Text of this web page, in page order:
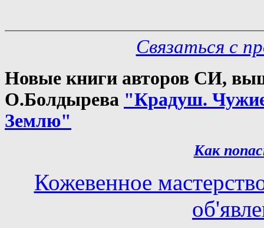
Связаться с
Новые книги авторов СИ,
О.Болдырева "Крадуш.
Землю"
Как
Кожевенное